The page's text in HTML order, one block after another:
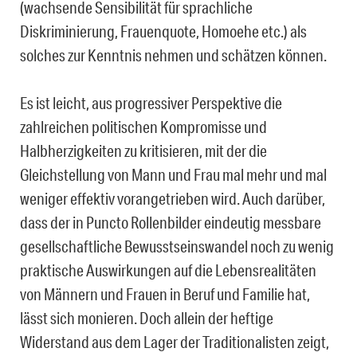
(wachsende Sensibilität für sprachliche
Diskriminierung, Frauenquote, Homoehe etc.) als
solches zur Kenntnis nehmen und schätzen können.
Es ist leicht, aus progressiver Perspektive die
zahlreichen politischen Kompromisse und
Halbherzigkeiten zu kritisieren, mit der die
Gleichstellung von Mann und Frau mal mehr und mal
weniger effektiv vorangetrieben wird. Auch darüber,
dass der in Puncto Rollenbilder eindeutig messbare
gesellschaftliche Bewusstseinswandel noch zu wenig
praktische Auswirkungen auf die Lebensrealitäten
von Männern und Frauen in Beruf und Familie hat,
lässt sich monieren. Doch allein der heftige
Widerstand aus dem Lager der Traditionalisten zeigt,